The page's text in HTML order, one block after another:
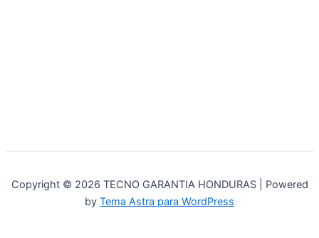
Copyright © 2026 TECNO GARANTIA HONDURAS | Powered
by Tema Astra para WordPress